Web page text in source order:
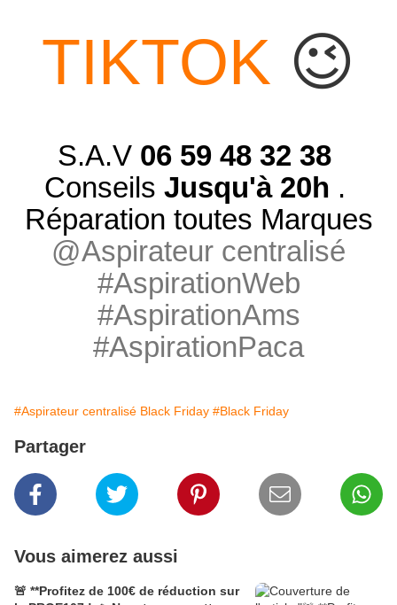
TIKTOK 😉
S.A.V 06 59 48 32 38
Conseils Jusqu'à 20h .
Réparation toutes Marques
@Aspirateur centralisé
#AspirationWeb
#AspirationAms
#AspirationPaca
#Aspirateur centralisé Black Friday #Black Friday
Partager
Vous aimerez aussi
🚨 **Profitez de 100€ de réduction sur